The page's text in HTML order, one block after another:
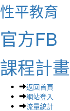
性平教育
官方FB
課程計畫
返回首頁
網站登入
流量統計